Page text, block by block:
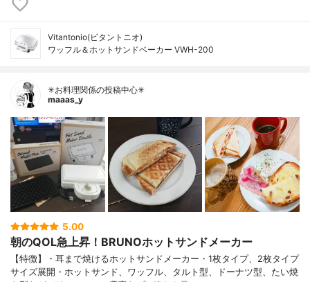
Vitantonio(ビタントニオ)
ワッフル＆ホットサンドベーカー VWH-200
✳お料理関係の投稿中心✳
maaas_y
5.00
朝のQOL急上昇！BRUNOホットサンドメーカー
【特徴】・耳まで焼けるホットサンドメーカー・1枚タイプ、2枚タイプ
サイズ展開・ホットサンド、ワッフル、タルト型、ドーナツ型、たい焼